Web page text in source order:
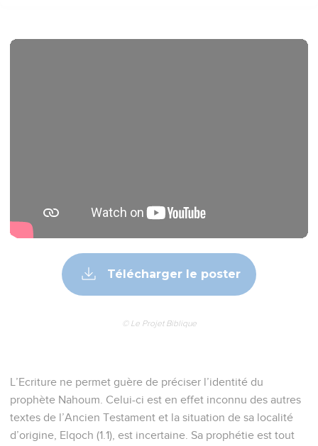
Télécharger le poster
© Le Projet Biblique
L’Ecriture ne permet guère de préciser l’identité du
prophète Nahoum. Celui-ci est en effet inconnu des autres
textes de l’Ancien Testament et la situation de sa localité
d’origine, Elqoch (1.1), est incertaine. Sa prophétie est tout